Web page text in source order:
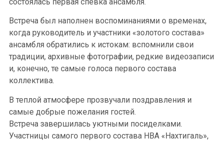
Встреча был наполнен воспоминаниями о временах,
когда руководитель и участники «золотого состава»
ансамбля обратились к истокам: вспомнили свои
традиции, архивные фотографии, редкие видеозаписи
и, конечно, те самые голоса первого состава
коллектива.
В теплой атмосфере прозвучали поздравления и
самые добрые пожелания гостей.
Встреча завершилась уютными посиделками.
Участницы самого первого состава НВА «Нахтигаль»,